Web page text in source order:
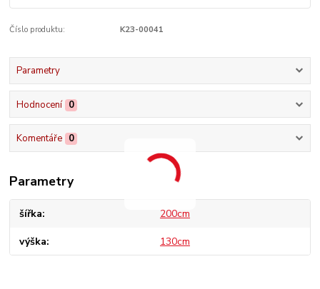
Číslo produktu: K23-00041
Parametry
Hodnocení 0
Komentáře 0
Parametry
šířka 200cm
výška 130cm